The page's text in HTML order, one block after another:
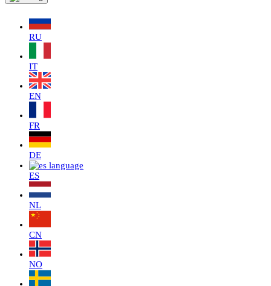
RU
IT
EN
FR
DE
ES
NL
CN
NO